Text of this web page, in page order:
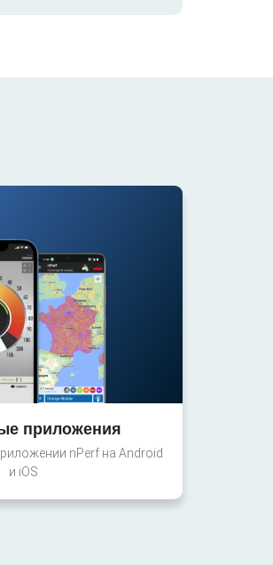
приложения
nPerf на Android
и iOS